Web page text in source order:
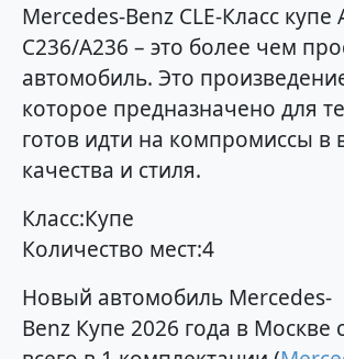
Mercedes-Benz CLE-Класс купе
C236/A236 – это более чем
автомобиль. Это
которое предназначено для
готов идти на компромиссы в
качества и стиля.
Класс:Купе
Количество мест:4
Новый автомобиль Mercedes-
Benz Купе 2026 года в Москве